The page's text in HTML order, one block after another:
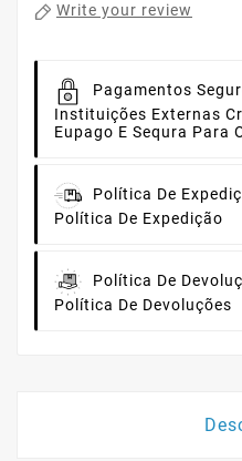
Write your review
Pagamentos
Instituições Externas
Eupago E Sequra Para
Política De
Política De Expedição
Política De
Política De Devoluções